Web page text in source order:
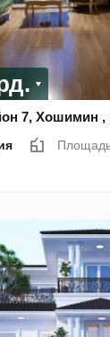
7, Хошимин